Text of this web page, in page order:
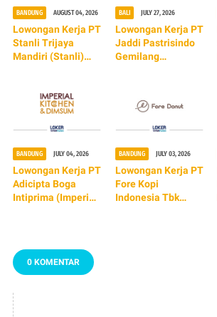
BANDUNG AUGUST 04, 2026
Lowongan Kerja PT
Stanli Trijaya
Mandiri (Stanli)
BALI JULY 27, 2026
Lowongan Kerja PT
Jaddi Pastrisindo
Gemilang
BANDUNG JULY 04, 2026
Lowongan Kerja PT
Adicipta Boga
Intiprima (Imperial
BANDUNG JULY 03, 2026
Lowongan Kerja PT
Fore Kopi
Indonesia Tbk
0 KOMENTAR